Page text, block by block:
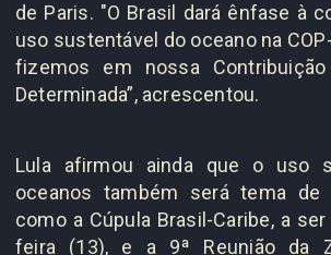
de Paris. "O Brasil dará ênfase à
uso sustentável do oceano na
fizemos em nossa Contribuição
Determinada”, acrescentou.
Lula afirmou ainda que o uso
oceanos também será tema de
como a Cúpula Brasil-Caribe, a
feira (13), e a 9ª Reunião da